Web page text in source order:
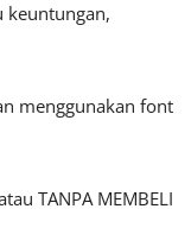
keuntungan,
menggunakan font
TANPA MEMBELI